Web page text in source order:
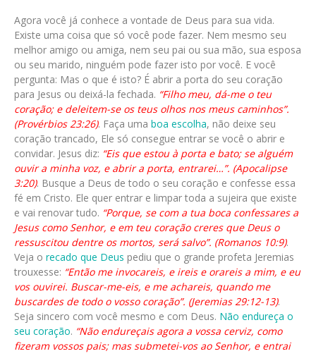
Agora você já conhece a vontade de Deus para sua vida.
Existe uma coisa que só você pode fazer. Nem mesmo seu
melhor amigo ou amiga, nem seu pai ou sua mão, sua esposa
ou seu marido, ninguém pode fazer isto por você. E você
pergunta: Mas o que é isto? É abrir a porta do seu coração
para Jesus ou deixá-la fechada. “Filho meu, dá-me o teu
coração; e deleitem-se os teus olhos nos meus caminhos”.
(Provérbios 23:26). Faça uma boa escolha, não deixe seu
coração trancado, Ele só consegue entrar se você o abrir e
convidar. Jesus diz: “Eis que estou à porta e bato; se alguém
ouvir a minha voz, e abrir a porta, entrarei…”. (Apocalipse
3:20). Busque a Deus de todo o seu coração e confesse essa
fé em Cristo. Ele quer entrar e limpar toda a sujeira que existe
e vai renovar tudo. “Porque, se com a tua boca confessares a
Jesus como Senhor, e em teu coração creres que Deus o
ressuscitou dentre os mortos, será salvo”. (Romanos 10:9).
Veja o recado que Deus pediu que o grande profeta Jeremias
trouxesse: “Então me invocareis, e ireis e orareis a mim, e eu
vos ouvirei. Buscar-me-eis, e me achareis, quando me
buscardes de todo o vosso coração”. (Jeremias 29:12-13).
Seja sincero com você mesmo e com Deus. Não endureça o
seu coração. “Não endureçais agora a vossa cerviz, como
fizeram vossos pais; mas submetei-vos ao Senhor, e entrai